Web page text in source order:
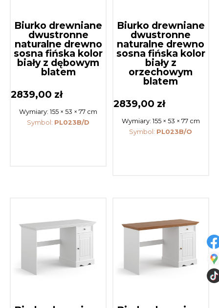
Biurko drewniane
dwustronne
naturalne drewno
sosna fińska kolor
biały z dębowym
blatem
2839,00 zł
Wymiary:155 × 53 × 77 cm
Symbol: PL023B/D
Biurko drewniane
dwustronne
naturalne drewno
sosna fińska kolor
biały z
orzechowym
blatem
2839,00 zł
Wymiary: 155 × 53 × 77 cm
Symbol: PL023B/O